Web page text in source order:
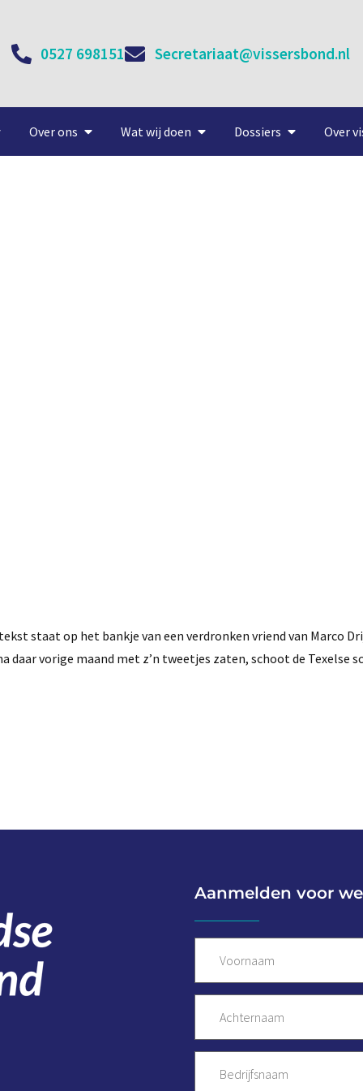
0527 698151 Secretariaat@vissersbond.nl
Over ons Wat wij doen Dossiers Over
staat op het bankje van een verdronken vriend van Marco
daar vorige maand met z’n tweetjes zaten, schoot de Texelse
Aanmelden voor